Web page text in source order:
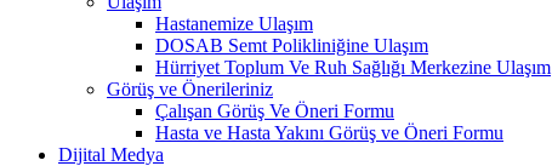
Hastanemize Ulaşım
DOSAB Semt Polikliniğine Ulaşım
Hürriyet Toplum Ve Ruh Sağlığı Merkezine Ulaşım
Görüş ve Önerileriniz
Çalışan Görüş Ve Öneri Formu
Hasta ve Hasta Yakını Görüş ve Öneri Formu
Dijital Medya